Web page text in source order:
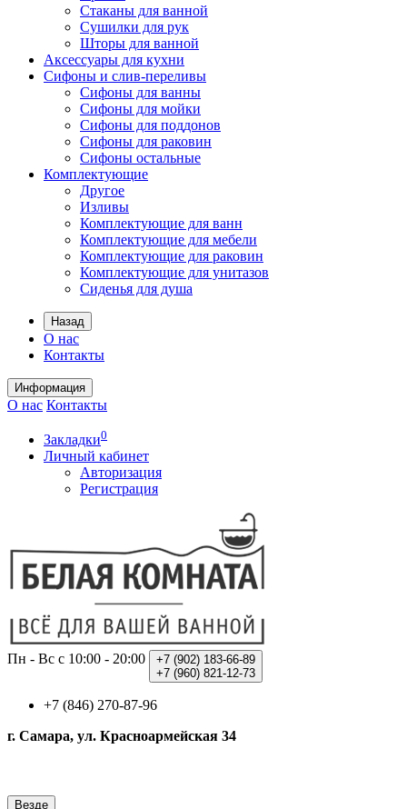
Стаканы для ванной
Сушилки для рук
Шторы для ванной
Аксессуары для кухни
Сифоны и слив-переливы
Сифоны для ванны
Сифоны для мойки
Сифоны для поддонов
Сифоны для раковин
Сифоны остальные
Комплектующие
Другое
Изливы
Комплектующие для ванн
Комплектующие для мебели
Комплектующие для раковин
Комплектующие для унитазов
Сиденья для душа
Назад
О нас
Контакты
Информация
О нас Контакты
Закладки0
Личный кабинет
Авторизация
Регистрация
Пн - Вс с 10:00 - 20:00 +7 (902) 183-66-89
+7 (960) 821-12-73
+7 (846) 270-87-96
г. Самара, ул. Красноармейская 34
Везде